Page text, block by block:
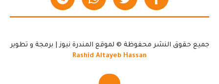
جميع حقوق النشر محفوظة © لموقع المندرة نيوز | برمجة و تطوير
Rashid Altayeb Hassan